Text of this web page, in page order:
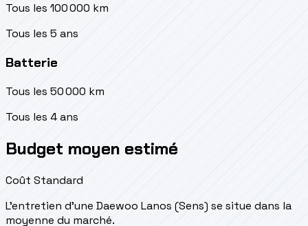
Tous les 100 000 km
Tous les 5 ans
Batterie
Tous les 50 000 km
Tous les 4 ans
Budget moyen estimé
Coût Standard
L'entretien d'une Daewoo Lanos (Sens) se situe dans la
moyenne du marché.